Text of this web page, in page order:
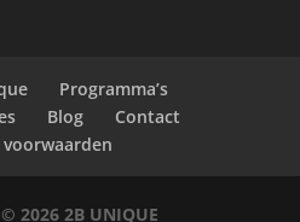
Programma’s
Blog
Contact
voorwaarden
© 20262B UNIQUE